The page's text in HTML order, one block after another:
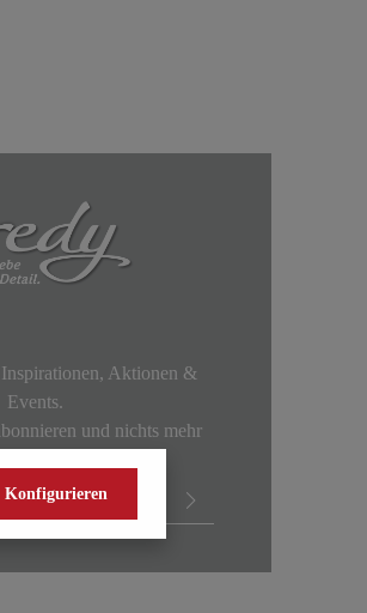
Aktionen &
Events.
und nichts mehr
Konfigurieren